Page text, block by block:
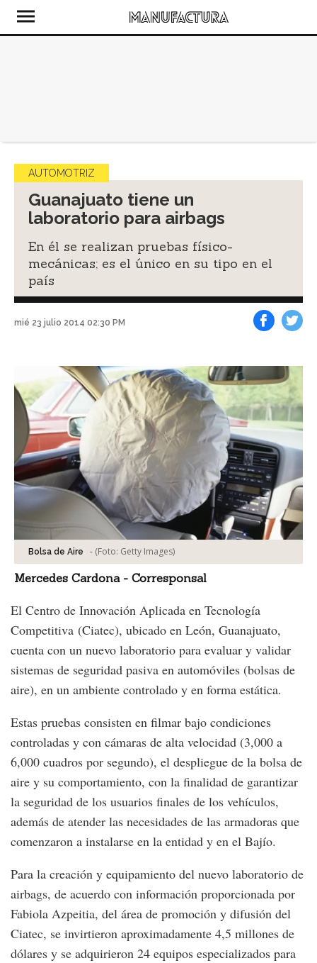
AUTOMOTRIZ
Guanajuato tiene un
laboratorio para airbags
En él se realizan pruebas físico-
mecánicas; es el único en su tipo en el
país
mié 23 julio 2014 02:30 PM
Bolsa de Aire - (Foto: Getty Images)
Mercedes Cardona - Corresponsal
El Centro de Innovación Aplicada en Tecnología
Competitiva (Ciatec), ubicado en León, Guanajuato,
cuenta con un nuevo laboratorio para evaluar y validar
sistemas de seguridad pasiva en automóviles (bolsas de
aire), en un ambiente controlado y en forma estática.
Estas pruebas consisten en filmar bajo condiciones
controladas y con cámaras de alta velocidad (3,000 a
6,000 cuadros por segundo), el despliegue de la bolsa de
aire y su comportamiento, con la finalidad de garantizar
la seguridad de los usuarios finales de los vehículos,
además de atender las necesidades de las armadoras que
comenzaron a instalarse en la entidad y en el Bajío.
Para la creación y equipamiento del nuevo laboratorio de
airbags, de acuerdo con información proporcionada por
Fabiola Azpeitia, del área de promoción y difusión del
Ciatec, se invirtieron aproximadamente 4,5 millones de
dólares y se adquirieron 24 equipos especializados para